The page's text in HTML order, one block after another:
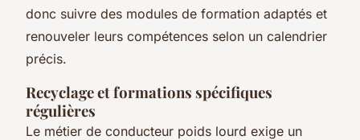
donc suivre des modules de formation adaptés et
renouveler leurs compétences selon un calendrier
précis.
Recyclage et formations spécifiques
régulières
Le métier de conducteur poids lourd exige un